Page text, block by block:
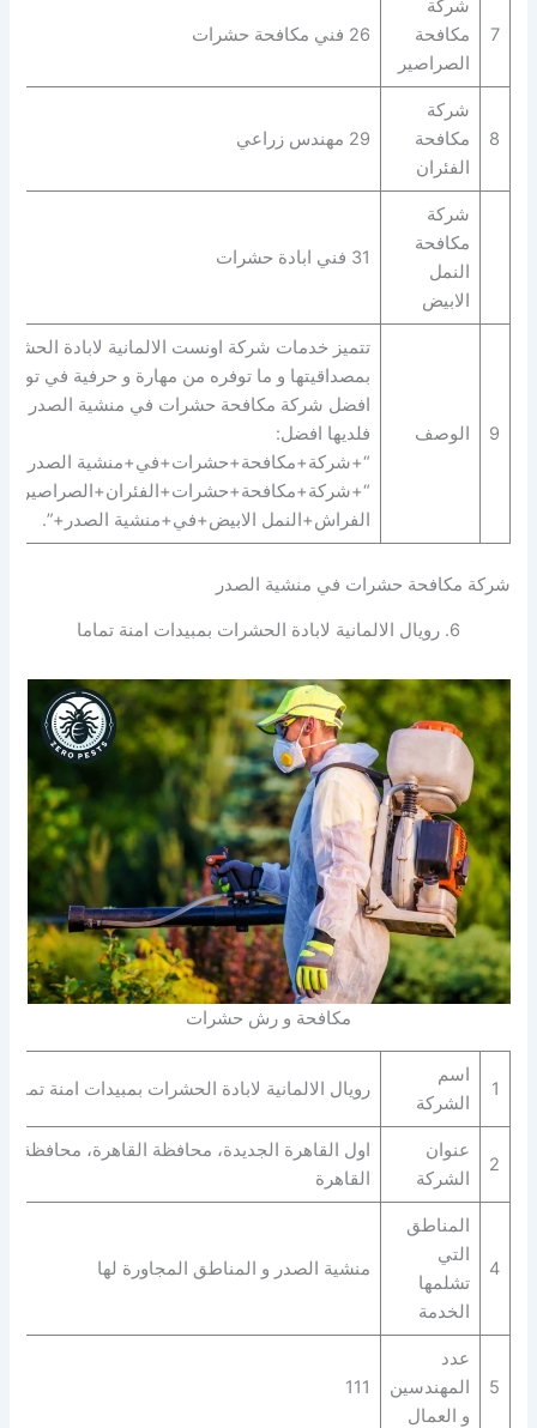
7
شركة
مكافحة
الصراصير
26 فني مكافحة حشرات
8
شركة
مكافحة
الفئران
29 مهندس زراعي
شركة
مكافحة
النمل
الابيض
31 فني ابادة حشرات
9 الوصف
تتميز خدمات شركة اونست الالمانية لابادة
بمصداقيتها و ما توفره من مهارة و حرفية في توفير
افضل شركة مكافحة حشرات في منشية الصدر
فلديها افضل:
“+شركة+مكافحة+حشرات+في+منشية الصدر+”
الفراش+النمل الابيض+في+منشية الصدر+”.
شركة مكافحة حشرات في منشية الصدر
6. رويال الالمانية لابادة الحشرات بمبيدات امنة تماما
مكافحة و رش حشرات
1
اسم
الشركة
رويال الالمانية لابادة الحشرات بمبيدات امنة تماما
2
عنوان
الشركة
اول القاهرة الجديدة، محافظة القاهرة‬، محافظة
القاهرة‬
4
المناطق
التي
تشلمها
الخدمة
منشية الصدر و المناطق المجاورة لها
5
عدد
المهندسين
و العمال
111